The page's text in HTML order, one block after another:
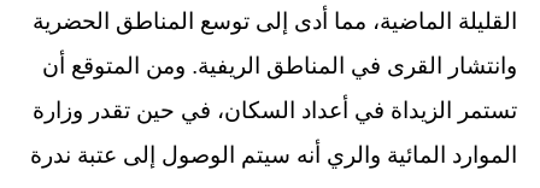
القليلة الماضية، مما أدى إلى توسع المناطق الحضرية
وانتشار القرى في المناطق الريفية. ومن المتوقع أن
تستمر الزيداة في أعداد السكان، في حين تقدر وزارة
الموارد المائية والري أنه سيتم الوصول إلى عتبة ندرة